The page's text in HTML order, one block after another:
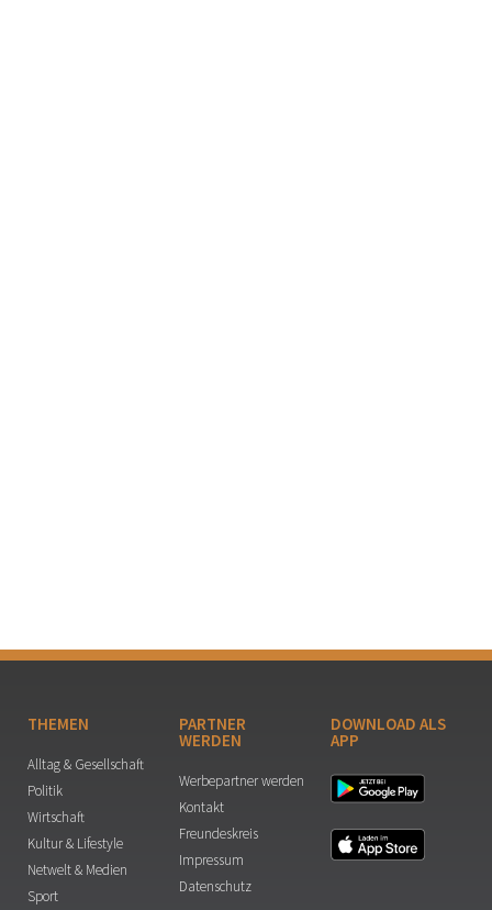
THEMEN
Alltag & Gesellschaft
Politik
Wirtschaft
Kultur & Lifestyle
Netwelt & Medien
Sport
PARTNER
WERDEN
Werbepartner werden
Kontakt
Freundeskreis
Impressum
Datenschutz
DOWNLOAD ALS
APP